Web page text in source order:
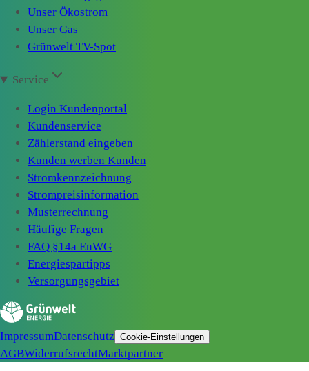
Unser Ökostrom
Unser Gas
Grünwelt TV-Spot
Service
Login Kundenportal
Kundenservice
Zählerstand eingeben
Kunden werben Kunden
Stromkennzeichnung
Strompreisinformation
Musterrechnung
Häufige Fragen
FAQ §14a EnWG
Energiespartipps
Versorgungsgebiet
ImpressumDatenschutz Cookie-Einstellungen
AGBWiderrufsrechtMarktpartner